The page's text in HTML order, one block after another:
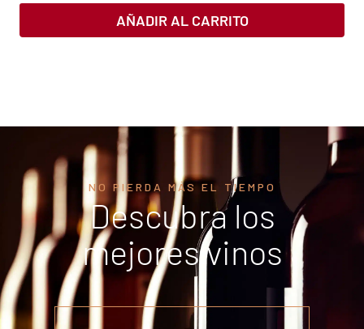
AÑADIR AL CARRITO
NO PIERDA MÁS EL TIEMPO
Descubra los
mejores vinos